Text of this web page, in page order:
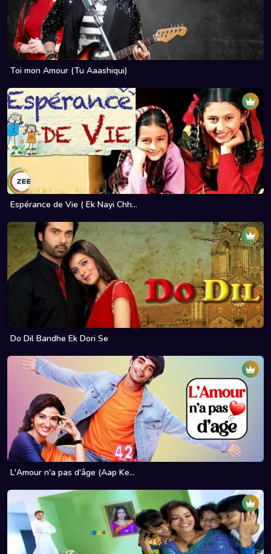
Toi mon Amour (Tu Aaashiqui)
Espérance de Vie ( Ek Nayi Chh...
Do Dil Bandhe Ek Dori Se
L'Amour n'a pas d'âge (Aap Ke...